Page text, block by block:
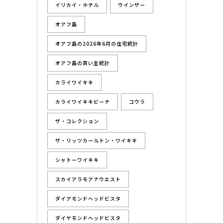
イリカイ・ホテル ウインザー
オアフ島
オアフ島の2026年6月の住宅統計
オアフ島の買い主統計
カライワイキキ
カライワイキキビーチ コウラ
ザ・コレクション
ザ・リッツカールトン・ワイキキ
シャトーワイキキ
スカイアラモアナウエスト
ダイアモンドヘッドビスタ
ダイヤモンドヘッドビスタ